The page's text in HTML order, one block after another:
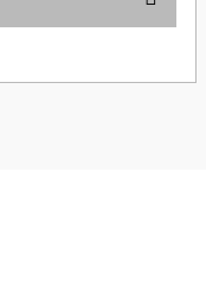
tarafımıza